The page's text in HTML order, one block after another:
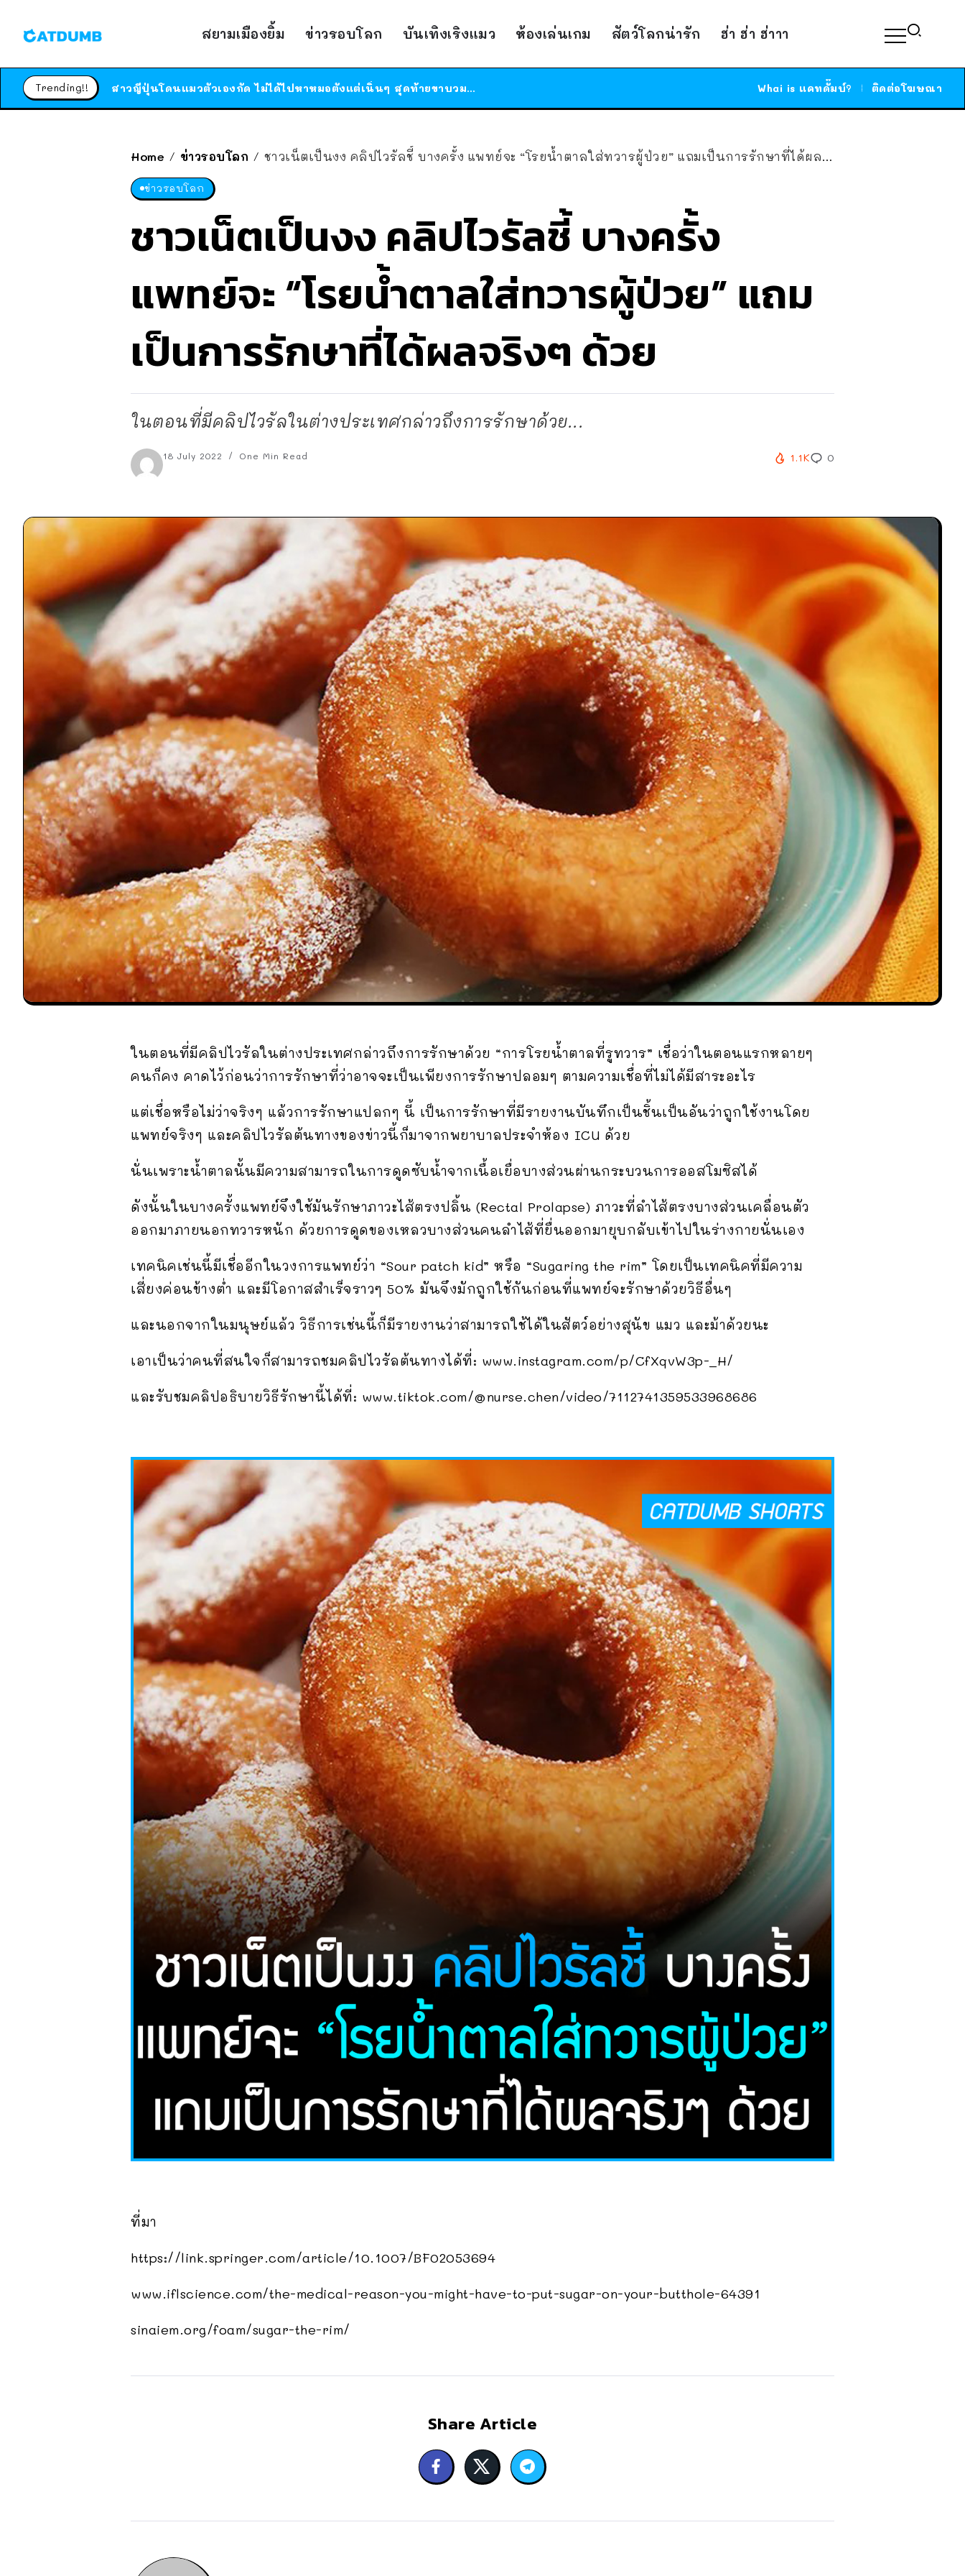
สยามเมืองยิ้ม ข่าวรอบโลก บันเทิงเริงแมว ห้องเล่นเกม สัตว์โลกน่ารัก ฮ่า ฮ่า ฮ่าาา
Trending!!
ร้านอาหารในนิวยอร์กประกาศปิดตัวลง หลังอยู่มานานกว่า 45 ปี ติดป้ายขอบคุณลูกค้าทุกคน แถมสูตรทำไวท์ซอสให้แบบจัดเต็ม
ได้เวลาเด็กหนวดรวมตัว RF Online Next เปิดให้เล่นแล้ว เกม Sci-Fi MMORPG ระดับตำนาน เล่นได้ทั้งมือถือและ PC Whai is แคทดั๊มบ์? ติดต่อโฆษณา
Home / ข่าวรอบโลก / ชาวเน็ตเป็นงง คลิปไวรัลชี้ บางครั้ง แพทย์จะ “โรยน้ำตาลใส่ทวารผู้ป่วย” แถมเป็นการรักษาที่ได้ผลจริงๆ ด้วย
ข่าวรอบโลก
ชาวเน็ตเป็นงง คลิปไวรัลชี้ บางครั้ง
แพทย์จะ “โรยน้ำตาลใส่ทวารผู้ป่วย” แถม
เป็นการรักษาที่ได้ผลจริงๆ ด้วย
ในตอนที่มีคลิปไวรัลในต่างประเทศกล่าวถึงการรักษาด้วย...
18 July 2022 One Min Read 1.1K 0
ในตอนที่มีคลิปไวรัลในต่างประเทศกล่าวถึงการรักษาด้วย “การโรยน้ำตาลที่รูทวาร” เชื่อว่าในตอนแรกหลายๆ
คนก็คง คาดไว้ก่อนว่าการรักษาที่ว่าอาจจะเป็นเพียงการรักษาปลอมๆ ตามความเชื่อที่ไม่ได้มีสาระอะไร
แต่เชื่อหรือไม่ว่าจริงๆ แล้วการรักษาแปลกๆ นี้ เป็นการรักษาที่มีรายงานบันทึกเป็นชิ้นเป็นอันว่าถูกใช้งานโดย
แพทย์จริงๆ และคลิปไวรัลต้นทางของข่าวนี้ก็มาจากพยาบาลประจำห้อง ICU ด้วย
นั่นเพราะน้ำตาลนั้นมีความสามารถในการดูดซับน้ำจากเนื้อเยื่อบางส่วนผ่านกระบวนการออสโมซิสได้
ดังนั้นในบางครั้งแพทย์จึงใช้มันรักษาภาวะไส้ตรงปลิ้น (Rectal Prolapse) ภาวะที่ลำไส้ตรงบางส่วนเคลื่อนตัว
ออกมาภายนอกทวารหนัก ด้วยการดูดของเหลวบางส่วนคนลำไส้ที่ยื่นออกมายุบกลับเข้าไปในร่างกายนั่นเอง
เทคนิคเช่นนี้มีเชื่ออีกในวงการแพทย์ว่า “Sour patch kid” หรือ “Sugaring the rim” โดยเป็นเทคนิคที่มีความ
เสี่ยงค่อนข้างต่ำ และมีโอกาสสำเร็จราวๆ 50% มันจึงมักถูกใช้กันก่อนที่แพทย์จะรักษาด้วยวิธีอื่นๆ
และนอกจากในมนุษย์แล้ว วิธีการเช่นนี้ก็มีรายงานว่าสามารถใช้ได้ในสัตว์อย่างสุนัข แมว และม้าด้วยนะ
เอาเป็นว่าคนที่สนใจก็สามารถชมคลิปไวรัลต้นทางได้ที่: www.instagram.com/p/CfXqvW3p-_H/
และรับชมคลิปอธิบายวิธีรักษานี้ได้ที่: www.tiktok.com/@nurse.chen/video/7112741359533968686
ที่มา
https://link.springer.com/article/10.1007/BF02053694
www.iflscience.com/the-medical-reason-you-might-have-to-put-sugar-on-your-butthole-64391
sinaiem.org/foam/sugar-the-rim/
Share Article